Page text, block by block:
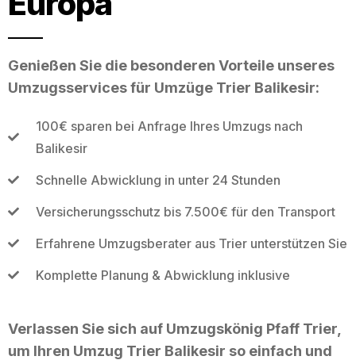
Genießen Sie die besonderen Vorteile unseres
Umzugsservices für Umzüge Trier Balikesir:
100€ sparen bei Anfrage Ihres Umzugs nach
Balikesir
Schnelle Abwicklung in unter 24 Stunden
Versicherungsschutz bis 7.500€ für den Transport
Erfahrene Umzugsberater aus Trier unterstützen Sie
Komplette Planung & Abwicklung inklusive
Verlassen Sie sich auf Umzugskönig Pfaff Trier,
um Ihren Umzug Trier Balikesir so einfach und